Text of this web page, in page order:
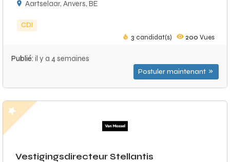
Aartselaar, Anvers, BE
CDI
3 candidat(s) 200 Vues
Publié: il y a 4 semaines
Postuler maintenant
Vestigingsdirecteur Stellantis